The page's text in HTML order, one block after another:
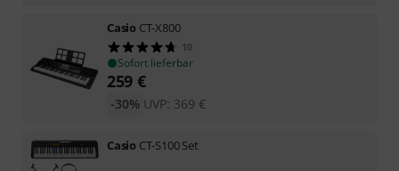
Casio CT-X800
10
Sofort lieferbar
259 €
UVP: 369 €
-30%
Casio CT-S100 Set